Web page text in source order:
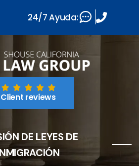
Client reviews
DE LEYES DE
24/7 Ayuda: